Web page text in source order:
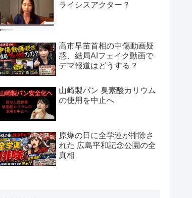
ライシスアクター？
高市早苗首相の中傷動画疑
惑、結局AIフェイク動画で
デマ報道はどうする？
山崎製パン 臭素酸カリウム
の使用を中止へ
原爆の日に全学連が排除さ
れた 広島平和記念公園の全
真相